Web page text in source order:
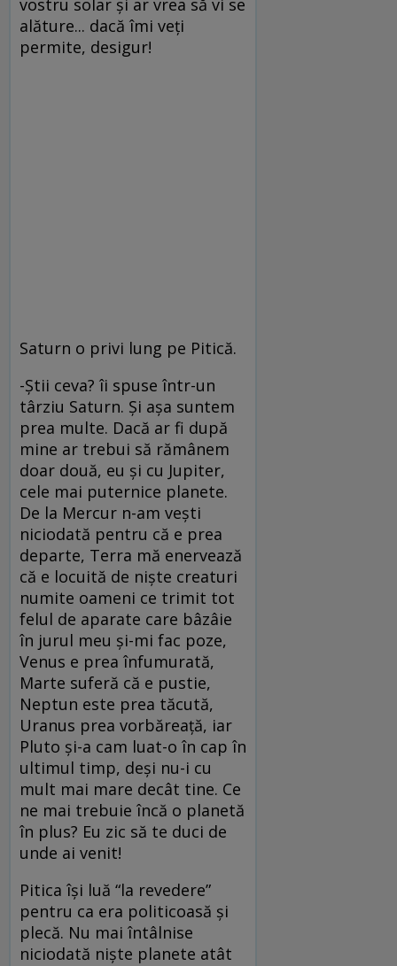
vostru solar şi ar vrea să vi se
alăture... dacă îmi veţi
permite, desigur!
Saturn o privi lung pe Pitică.
-Ştii ceva? îi spuse într-un
târziu Saturn. Şi aşa suntem
prea multe. Dacă ar fi după
mine ar trebui să rămânem
doar două, eu şi cu Jupiter,
cele mai puternice planete.
De la Mercur n-am veşti
niciodată pentru că e prea
departe, Terra mă enervează
că e locuită de nişte creaturi
numite oameni ce trimit tot
felul de aparate care bâzâie
în jurul meu şi-mi fac poze,
Venus e prea înfumurată,
Marte suferă că e pustie,
Neptun este prea tăcută,
Uranus prea vorbăreaţă, iar
Pluto şi-a cam luat-o în cap în
ultimul timp, deşi nu-i cu
mult mai mare decât tine. Ce
ne mai trebuie încă o planetă
în plus? Eu zic să te duci de
unde ai venit!
Pitica îşi luă “la revedere”
pentru ca era politicoasă şi
plecă. Nu mai întâlnise
niciodată nişte planete atât